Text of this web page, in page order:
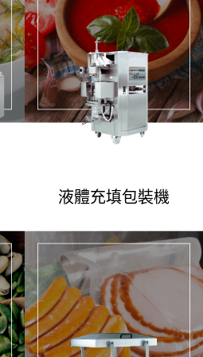
液體充填包裝機